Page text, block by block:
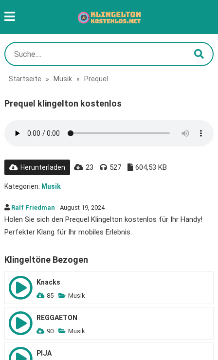
Startseite » Musik » Prequel
Prequel klingelton kostenlos
Herunterladen 23 527 604,53 KB
Kategorien: Musik
Ralf Friedman - August 19, 2024
Holen Sie sich den Prequel Klingelton kostenlos für Ihr Handy!
Perfekter Klang für Ihr mobiles Erlebnis.
Klingeltöne Bezogen
Knacks
85 Musik
REGGAETON
90 Musik
PIJA